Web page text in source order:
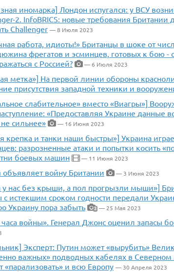
иномарка] Лондон испугался: у ВСУ
2. InfoBRICS: новые требования
Challenger — 8 Июля 2023
работа, идиоты!» Британцы в шоке от
фрегатов и эсминцев, готовых к бою -
с Россией?
— 6 Июля 2023
метка»] На первой линии обороны
присутствия западной техники и
слабительное» вместо «Виагры»]
«Предоставляя Украине данные
сильнее»
— 16 Июня 2023
крепка и танки наши быстры»] Украина
разрозненные атаки и попытки косить
боевых машин
— 11 Июня 2023
объявляет войну Британии
— 3 Июня 2023
у нас без крыши, а пол прогрызли мыши»]
с истекшим сроком годности передали
Украину пора забыть
3 — 25 Мая 2023
войны». Генерал Джонс оценил запасы
Эксперт: Путин может «вырубить»
важных» подводных кабелях в Северном
и всю Европу — 30 Апреля 2023